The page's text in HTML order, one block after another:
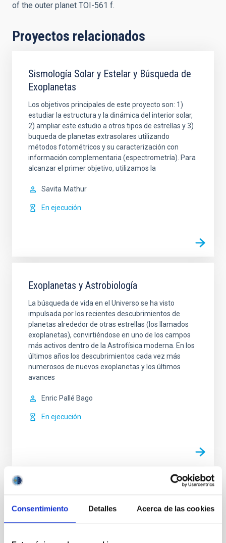
Consentimiento Detalles Acerca de las cookies
of the outer planet TOI-561 f.
Proyectos relacionados
Sismología Solar y Estelar y Búsqueda de
Exoplanetas
Los objetivos principales de este proyecto son: 1)
estudiar la estructura y la dinámica del interior solar,
2) ampliar este estudio a otros tipos de estrellas y 3)
buqueda de planetas extrasolares utilizando
métodos fotométricos y su caracterización con
información complementaria (espectrometría). Para
alcanzar el primer objetivo, utilizamos la
Savita Mathur
En ejecución
Exoplanetas y Astrobiología
La búsqueda de vida en el Universo se ha visto
impulsada por los recientes descubrimientos de
planetas alrededor de otras estrellas (los llamados
exoplanetas), convirtiéndose en uno de los campos
más activos dentro de la Astrofísica moderna. En los
últimos años los descubrimientos cada vez más
numerosos de nuevos exoplanetas y los últimos
avances
Enric Pallé Bago
En ejecución
TIPO